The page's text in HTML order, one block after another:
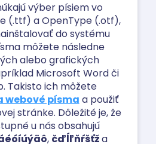
výber písiem vo
(.ttf) a OpenType (.otf),
do systému
môžete následne
alebo grafických
Microsoft Word či
Takisto ich môžete
webové písma a použiť
stránke. Dôležité je, že
u nás obsahujú
, čďĺľňŕšťža